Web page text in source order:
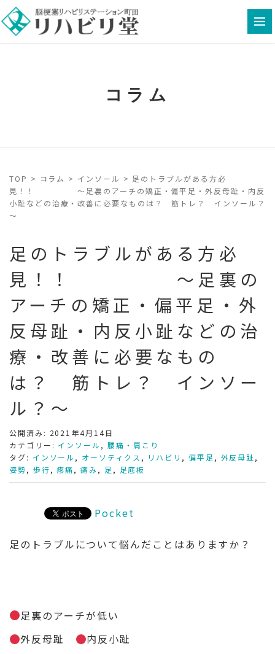
コラム
TOP > コラム > インソール > 足のトラブルがある方必
見！！ ～足裏のアーチの矯正・偏平足・外反母趾・内反
小趾などの治療・改善に必要なものは？ 筋トレ？ インソール？
～
足のトラブルがある方必
見！！ ～足裏の
アーチの矯正・偏平足・外
反母趾・内反小趾などの治
療・改善に必要なもの
は？ 筋トレ？ インソー
ル？～
公開済み: 2021年4月14日
カテゴリー: インソール , 腰痛・肩こり
タグ: インソール , オーソティクス , リハビリ , 偏平足 , 外反母趾,
姿勢, 歩行,疼痛,痛み , 足 , 足底板
Pocket
足のトラブルについて悩んだことはありますか？
足裏のアーチが低い
外反母趾
内反小趾